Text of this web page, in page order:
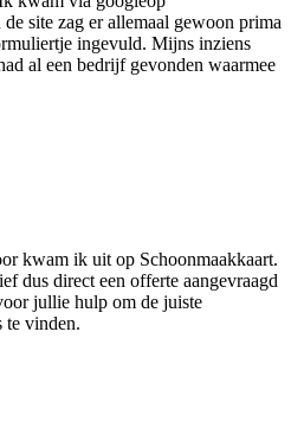
site zag er allemaal gewoon prima
ingevuld. Mijns inziens
al een bedrijf gevonden waarmee
kwam ik uit op Schoonmaakkaart.
dus direct een offerte aangevraagd
jullie hulp om de juiste
te vinden.